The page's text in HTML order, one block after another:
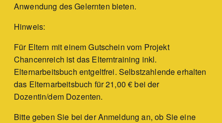
Anwendung des Gelernten bieten.
Hinweis:
Für Eltern mit einem Gutschein vom Projekt
Chancenreich ist das Elterntraining inkl.
Elternarbeitsbuch entgeltfrei. Selbstzahlende erhalten
das Elternarbeitsbuch für 21,00 € bei der
Dozentin/dem Dozenten.
Bitte geben Sie bei der Anmeldung an, ob Sie eine